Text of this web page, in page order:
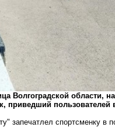
Волгоградской области,
приведший пользователей
запечатлел спортсменку